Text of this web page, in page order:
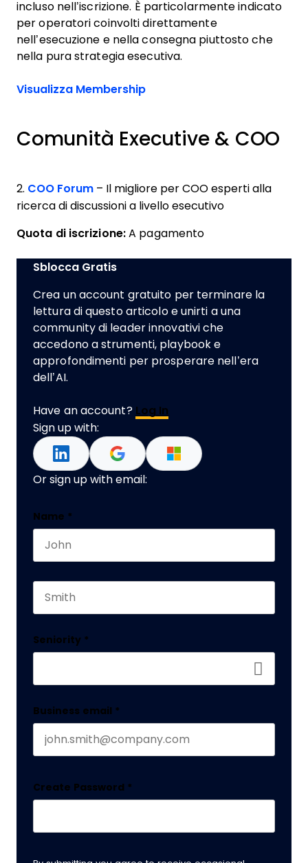
incluso nell’iscrizione. È particolarmente indicato
per operatori coinvolti direttamente
nell’esecuzione e nella consegna piuttosto che
nella pura strategia esecutiva.
Visualizza Membership
Comunità Executive & COO
2. COO Forum – Il migliore per COO esperti alla
ricerca di discussioni a livello esecutivo
Quota di iscrizione: A pagamento
Sblocca Gratis
Crea un account gratuito per terminare la
lettura di questo articolo e unirti a una
community di leader innovativi che
accedono a strumenti, playbook e
approfondimenti per prosperare nell’era
dell’AI.
Have an account? Log In
Sign up with:
Or sign up with email:
Comments
Name *
Seniority *
Business email *
Create Password *